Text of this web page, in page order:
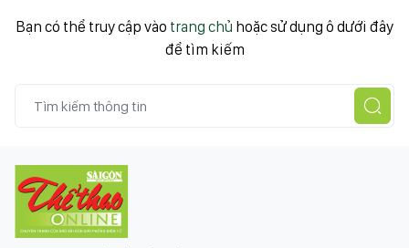
Bạn có thể truy cập vào trang chủ hoặc sử dụng ô dưới đây
để tìm kiếm